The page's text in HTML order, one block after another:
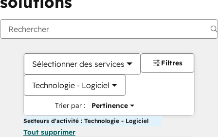
Sélectionner des services
Technologie - Logiciel
Trier par : Pertinence
Filtres
Secteurs d'activité : Technologie - Logiciel
Tout supprimer